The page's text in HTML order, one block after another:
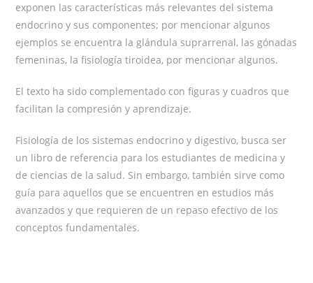
exponen las características más relevantes del sistema
endocrino y sus componentes; por mencionar algunos
ejemplos se encuentra la glándula suprarrenal, las gónadas
femeninas, la fisiología tiroidea, por mencionar algunos.
El texto ha sido complementado con figuras y cuadros que
facilitan la compresión y aprendizaje.
Fisiología de los sistemas endocrino y digestivo, busca ser
un libro de referencia para los estudiantes de medicina y
de ciencias de la salud. Sin embargo, también sirve como
guía para aquellos que se encuentren en estudios más
avanzados y que requieren de un repaso efectivo de los
conceptos fundamentales.